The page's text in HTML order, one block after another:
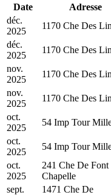
Date Adresse
déc.
2025
1170 Che Des
déc.
2025
1170 Che Des
nov.
2025
1170 Che Des
nov.
2025
1170 Che Des
oct.
2025
54 Imp Tour
oct.
2025
54 Imp Tour
oct.
2025
241 Che De Font
Chapelle
sept.
1471 Che De